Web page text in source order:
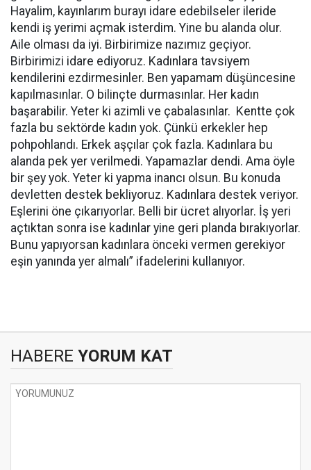
Hayalim, kayınlarım burayı idare edebilseler ileride
kendi iş yerimi açmak isterdim. Yine bu alanda olur.
Aile olması da iyi. Birbirimize nazımız geçiyor.
Birbirimizi idare ediyoruz. Kadınlara tavsiyem
kendilerini ezdirmesinler. Ben yapamam düşüncesine
kapılmasınlar. O bilinçte durmasınlar. Her kadın
başarabilir. Yeter ki azimli ve çabalasınlar. Kentte çok
fazla bu sektörde kadın yok. Çünkü erkekler hep
pohpohlandı. Erkek aşçılar çok fazla. Kadınlara bu
alanda pek yer verilmedi. Yapamazlar dendi. Ama öyle
bir şey yok. Yeter ki yapma inancı olsun. Bu konuda
devletten destek bekliyoruz. Kadınlara destek veriyor.
Eşlerini öne çıkarıyorlar. Belli bir ücret alıyorlar. İş yeri
açtıktan sonra ise kadınlar yine geri planda bırakıyorlar.
Bunu yapıyorsan kadınlara önceki vermen gerekiyor
eşin yanında yer almalı” ifadelerini kullanıyor.
HABERE YORUM KAT